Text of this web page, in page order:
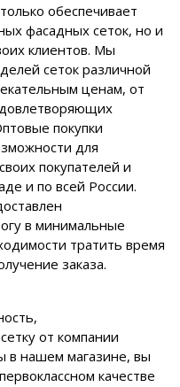
обеспечивает
фасадных сеток, но и
клиентов. Мы
сеток различной
ценам, от
покупки
для
покупателей и
и по всей России.
в минимальные
тратить время
заказа.
от компании
в нашем магазине, вы
качестве